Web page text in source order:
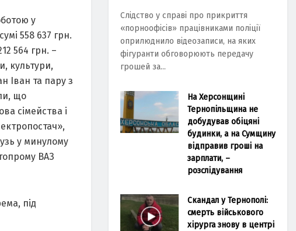
у
558 637 грн.
564 грн. –
культури,
Іван та пару з
що
сімейства і
у минулому
ВАЗ
під
Слідство у справі про прикриття
«порноофісів» працівниками поліції
оприлюднило відеозаписи, на яких
фігуранти обговорюють передачу
грошей за...
На Херсонщині
Тернопільщина не
добудував обіцяні
будинки, а на Сумщину
відправив гроші на
зарплати, –
розслідування
Скандал у Тернополі:
смерть військового
хірурга знову в центрі